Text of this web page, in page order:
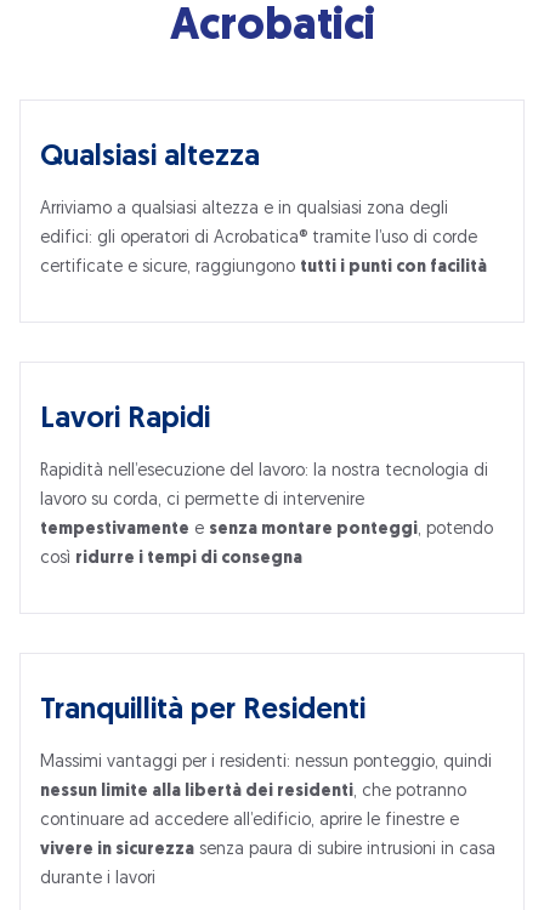
Acrobatici
Qualsiasi altezza
Arriviamo a qualsiasi altezza e in qualsiasi zona degli
edifici: gli operatori di Acrobatica® tramite l’uso di corde
certificate e sicure, raggiungono tutti i punti con facilità
Lavori Rapidi
Rapidità nell’esecuzione del lavoro: la nostra tecnologia di
lavoro su corda, ci permette di intervenire
tempestivamente e senza montare ponteggi, potendo
così ridurre i tempi di consegna
Tranquillità per Residenti
Massimi vantaggi per i residenti: nessun ponteggio, quindi
nessun limite alla libertà dei residenti, che potranno
continuare ad accedere all’edificio, aprire le finestre e
vivere in sicurezza senza paura di subire intrusioni in casa
durante i lavori